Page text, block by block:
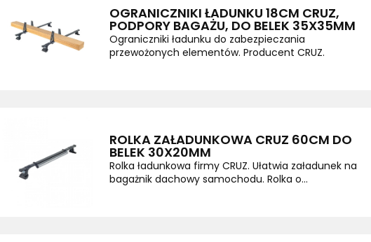
OGRANICZNIKI ŁADUNKU 18CM CRUZ,
PODPORY BAGAŻU, DO BELEK 35X35MM
Ograniczniki ładunku do zabezpieczania
przewożonych elementów. Producent CRUZ.
ROLKA ZAŁADUNKOWA CRUZ 60CM DO
BELEK 30X20MM
Rolka ładunkowa firmy CRUZ. Ułatwia załadunek na
bagażnik dachowy samochodu. Rolka o...